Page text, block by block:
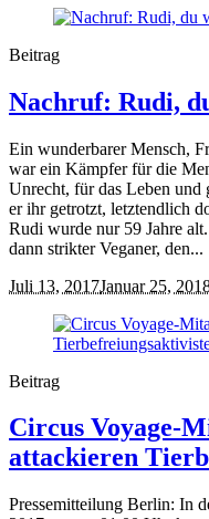
Beitrag
Nachruf: Rudi,
Ein wunderbarer Mensch,
war ein Kämpfer für die
Unrecht, für das Leben und
er ihr getrotzt, letztendlich
Rudi wurde nur 59 Jahre
dann strikter Veganer, den...
Juli 13, 2017Januar 25,
Beitrag
Circus Voyage-
attackieren
Pressemitteilung Berlin: In